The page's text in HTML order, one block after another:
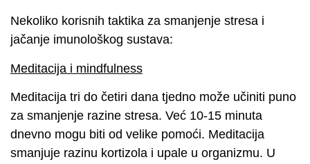
Nekoliko korisnih taktika za smanjenje stresa i
jačanje imunološkog sustava:
Meditacija i mindfulness
Meditacija tri do četiri dana tjedno može učiniti puno
za smanjenje razine stresa. Već 10-15 minuta
dnevno mogu biti od velike pomoći. Meditacija
smanjuje razinu kortizola i upale u organizmu. U